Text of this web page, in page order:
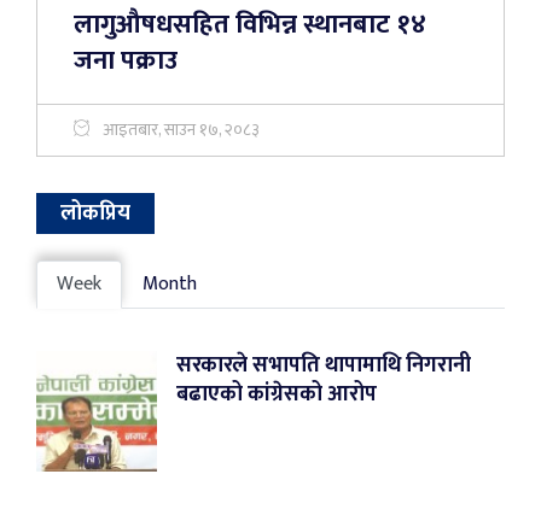
लागुऔषधसहित विभिन्न स्थानबाट १४
जना पक्राउ
आइतबार, साउन १७, २०८३
लोकप्रिय
Week Month
सरकारले सभापति थापामाथि निगरानी
बढाएको कांग्रेसको आरोप